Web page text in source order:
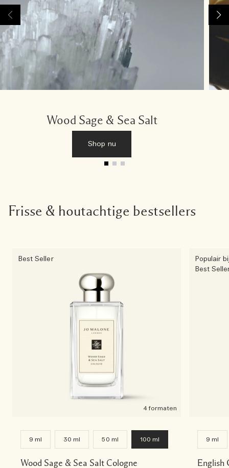
Wood Sage & Sea Salt
Shop nu
Frisse & houtachtige bestsellers
Best Seller
4 formaten
9 ml 30 ml 50 ml 100 ml
Wood Sage & Sea Salt Cologne
Populair
Best
9 ml
English